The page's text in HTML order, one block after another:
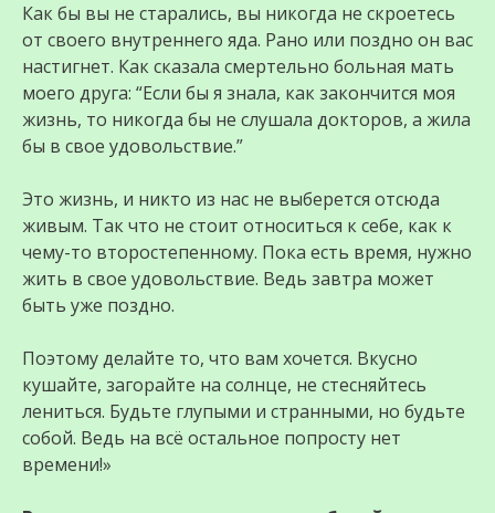
Как бы вы не старались, вы никогда не скроетесь
от своего внутреннего яда. Рано или поздно он вас
настигнет. Как сказала смертельно больная мать
моего друга: “Если бы я знала, как закончится моя
жизнь, то никогда бы не слушала докторов, а жила
бы в свое удовольствие.”
Это жизнь, и никто из нас не выберется отсюда
живым. Так что не стоит относиться к себе, как к
чему-то второстепенному. Пока есть время, нужно
жить в свое удовольствие. Ведь завтра может
быть уже поздно.
Поэтому делайте то, что вам хочется. Вкусно
кушайте, загорайте на солнце, не стесняйтесь
лениться. Будьте глупыми и странными, но будьте
собой. Ведь на всё остальное попросту нет
времени!»